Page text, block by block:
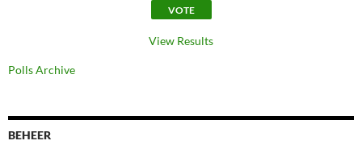
View Results
Polls Archive
BEHEER